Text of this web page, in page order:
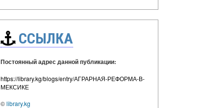
ССЫЛКА
Постоянный адрес данной публикации:
https://library.kg/blogs/entry/АГРАРНАЯ-РЕФОРМА-В-
МЕКСИКЕ
©library.kg